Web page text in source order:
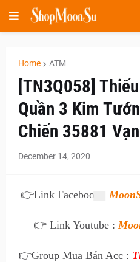
Home ATM
[TN3Q058]
Quần 3 Kim
Chiến 35881 Vạn
December 14, 2020
👉Link Facebook :
👉 Link Youtube :
👉Group Mua Bán Acc :